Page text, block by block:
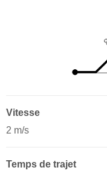
Vitesse
2 m/s
Temps de trajet